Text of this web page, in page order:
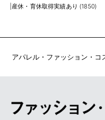
産休・育休取得実績あり (1850)
アパレル・ファッション・コ